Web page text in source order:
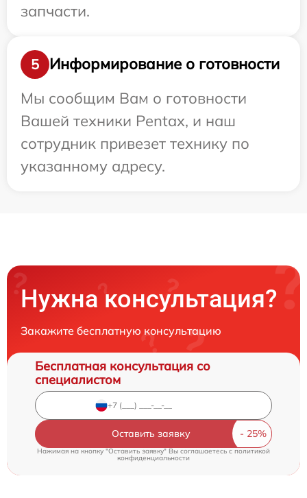
запчасти.
5
Информирование о готовности
Мы сообщим Вам о готовности
Вашей техники Pentax, и наш
сотрудник привезет технику по
указанному адресу.
Нужна консультация?
Закажите бесплатную консультацию
Бесплатная консультация со
специалистом
Оставить заявку
Нажимая на кнопку "Оставить заявку" Вы соглашаетесь cполитикой
конфиденциальности